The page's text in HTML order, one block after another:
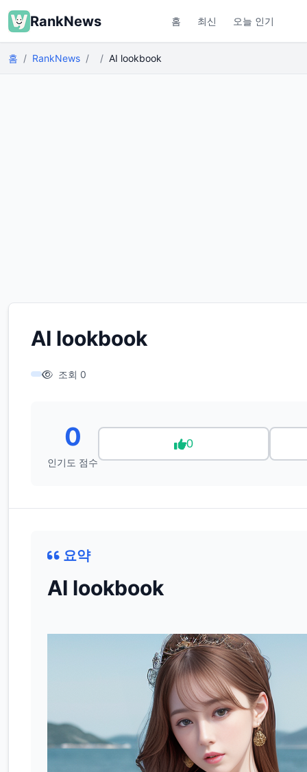
RankNews 홈 최신 오늘 인기
홈 RankNews AI lookbook
AI lookbook
조회 0
0
인기도 점수
0
요약
AI lookbook